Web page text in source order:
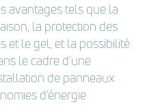
avantages tels que la
la protection des
et le gel, et la possibilité
le cadre d’une
de panneaux
d’énergie